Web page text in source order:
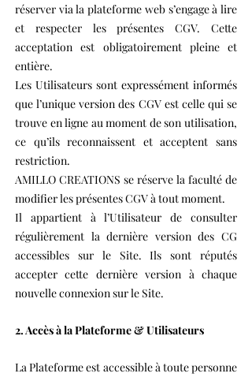
réserver via la plateforme web s’engage à lire
et respecter les présentes CGV. Cette
acceptation est obligatoirement pleine et
entière.
Les Utilisateurs sont expressément informés
que l’unique version des CGV est celle qui se
trouve en ligne au moment de son utilisation,
ce qu’ils reconnaissent et acceptent sans
restriction.
AMILLO CREATIONS se réserve la faculté de
modifier les présentes CGV à tout moment.
Il appartient à l’Utilisateur de consulter
régulièrement la dernière version des CG
accessibles sur le Site. Ils sont réputés
accepter cette dernière version à chaque
nouvelle connexion sur le Site.
2. Accès à la Plateforme & Utilisateurs
La Plateforme est accessible à toute personne